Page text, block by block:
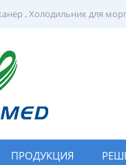
, Холодильник для
ПРОДУКЦИЯ